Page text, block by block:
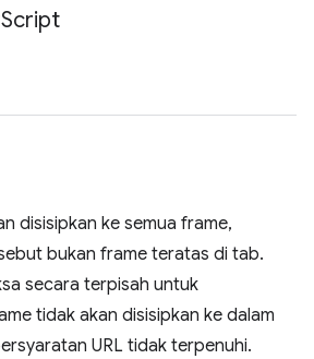
Script
disisipkan ke semua frame,
bukan frame teratas di tab.
secara terpisah untuk
tidak akan disisipkan ke dalam
URL tidak terpenuhi.